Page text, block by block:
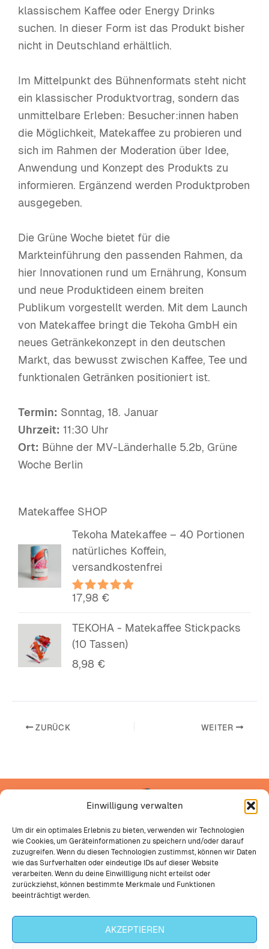
Einwilligung verwalten
Um dir ein optimales Erlebnis zu bieten, verwenden wir Technologien
wie Cookies, um Geräteinformationen zu speichern und/oder darauf
zuzugreifen. Wenn du diesen Technologien zustimmst, können wir Daten
wie das Surfverhalten oder eindeutige IDs auf dieser Website
verarbeiten. Wenn du deine Einwillligung nicht erteilst oder
zurückziehst, können bestimmte Merkmale und Funktionen
beeinträchtigt werden.
AKZEPTIEREN
klassischem Kaffee oder Energy Drinks
suchen. In dieser Form ist das Produkt bisher
nicht in Deutschland erhältlich.
Im Mittelpunkt des Bühnenformats steht nicht
ein klassischer Produktvortrag, sondern das
unmittelbare Erleben: Besucher:innen haben
die Möglichkeit, Matekaffee zu probieren und
sich im Rahmen der Moderation über Idee,
Anwendung und Konzept des Produkts zu
informieren. Ergänzend werden Produktproben
ausgegeben.
Die Grüne Woche bietet für die
Markteinführung den passenden Rahmen, da
hier Innovationen rund um Ernährung, Konsum
und neue Produktideen einem breiten
Publikum vorgestellt werden. Mit dem Launch
von Matekaffee bringt die Tekoha GmbH ein
neues Getränkekonzept in den deutschen
Markt, das bewusst zwischen Kaffee, Tee und
funktionalen Getränken positioniert ist.
Termin: Sonntag, 18. Januar
Uhrzeit: 11:30 Uhr
Ort: Bühne der MV-Länderhalle 5.2b, Grüne
Woche Berlin
Matekaffee SHOP
Tekoha Matekaffee – 40 Portionen
natürliches Koffein,
versandkostenfrei
Bewertet
von 5
17,98 €
TEKOHA - Matekaffee Stickpacks
(10 Tassen)
8,98 €
ZURÜCK WEITER
The better coffee comes from mate
KONTAKT
AGB
COOKIES
IMPRESSUM
DATENSCHUTZ